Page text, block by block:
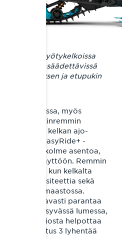
ja hyötykelkoissa
on säädettävissä
esijännityksen ja etupukin
myös
rajoitinremmin
vaikutus kelkan ajo-
EasyRide+ -
on kolme asentoa,
yleiskäyttöön. Remmin
silloin, kun kelkalta
sekä
maastossa.
3 vastaavasti parantaa
pinnalle syvässä lumessa,
ansiosta helpottaa
asetus 3 lyhentää